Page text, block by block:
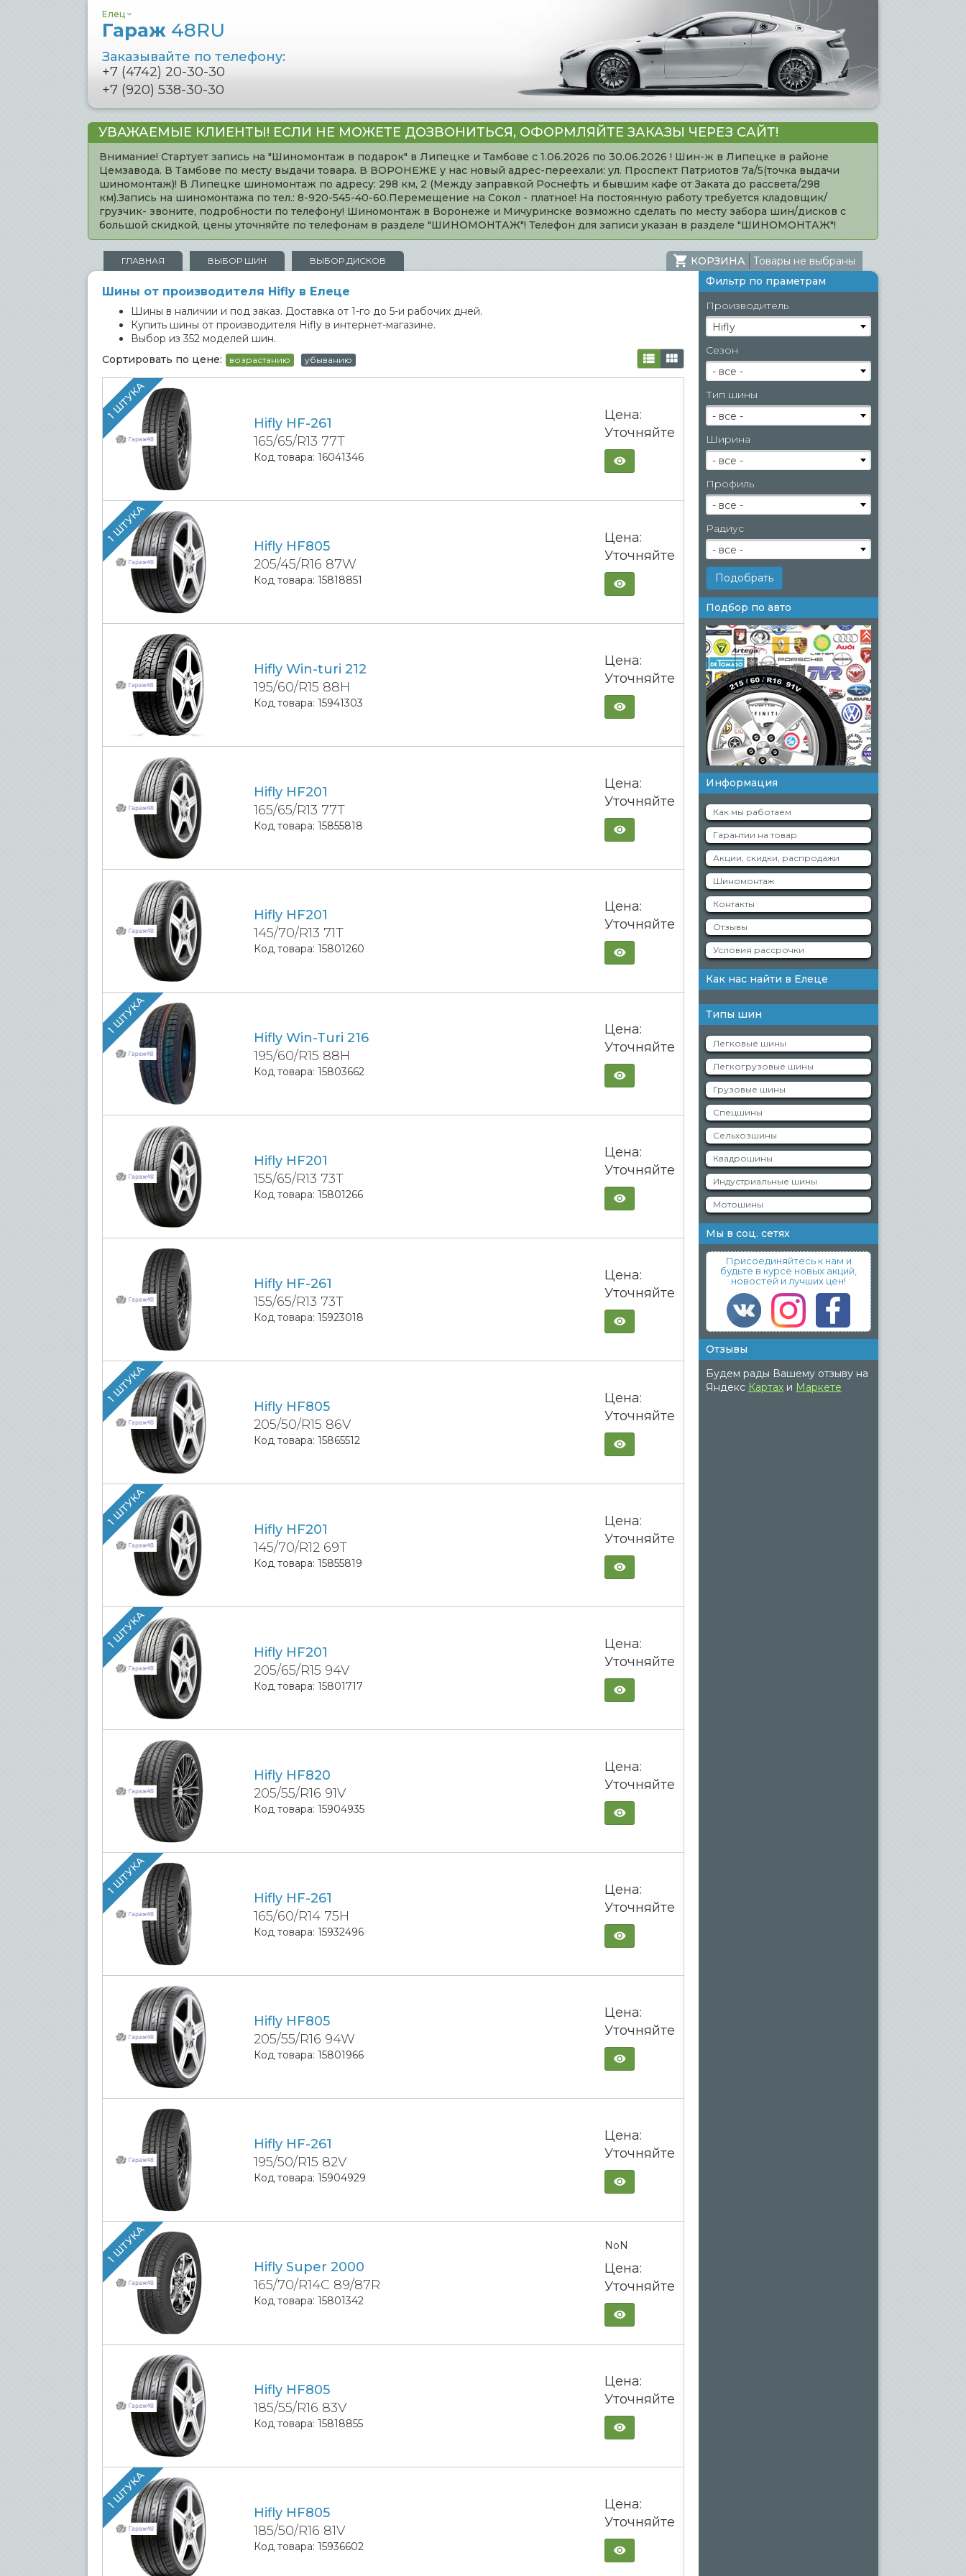
Елец
Гараж 48RU
Заказывайте по телефону:
+7 (4742) 20-30-30
+7 (920) 538-30-30
УВАЖАЕМЫЕ КЛИЕНТЫ! ЕСЛИ НЕ МОЖЕТЕ ДОЗВОНИТЬСЯ, ОФОРМЛЯЙТЕ ЗАКАЗЫ ЧЕРЕЗ САЙТ!
Внимание! Стартует запись на "Шиномонтаж в подарок" в Липецке и Тамбове с 1.06.2026 по 30.06.2026 ! Шин-ж в Липецке в районе
Цемзавода. В Тамбове по месту выдачи товара. В ВОРОНЕЖЕ у нас новый адрес-переехали: ул. Проспект Патриотов 7а/5(точка выдачи
шиномонтаж)! В Липецке шиномонтаж по адресу: 298 км, 2 (Между заправкой Роснефть и бывшим кафе от Заката до рассвета/298
км).Запись на шиномонтажа по тел.: 8-920-545-40-60.Перемещение на Сокол - платное! На постоянную работу требуется кладовщик/
грузчик- звоните, подробности по телефону! Шиномонтаж в Воронеже и Мичуринске возможно сделать по месту забора шин/дисков с
большой скидкой, цены уточняйте по телефонам в разделе "ШИНОМОНТАЖ"! Телефон для записи указан в разделе "ШИНОМОНТАЖ"!
ГЛАВНАЯ ВЫБОР ШИН ВЫБОР ДИСКОВ КОРЗИНА Товары не выбраны
Шины от производителя Hifly в Елеце
Шины в наличии и под заказ. Доставка от 1-го до 5-и рабочих дней.
Купить шины от производителя Hifly в интернет-магазине.
Выбор из 352 моделей шин.
Сортировать по цене:
возрастанию убыванию
1 ШТУКА
Hifly HF-261
165/65/R13 77T
Код товара: 16041346
Цена:
Уточняйте
1 ШТУКА
Hifly HF805
205/45/R16 87W
Код товара: 15818851
Цена:
Уточняйте
Hifly Win-turi 212
195/60/R15 88H
Код товара: 15941303
Цена:
Уточняйте
Hifly HF201
165/65/R13 77T
Код товара: 15855818
Цена:
Уточняйте
Hifly HF201
145/70/R13 71T
Код товара: 15801260
Цена:
Уточняйте
1 ШТУКА
Hifly Win-Turi 216
195/60/R15 88H
Код товара: 15803662
Цена:
Уточняйте
Hifly HF201
155/65/R13 73T
Код товара: 15801266
Цена:
Уточняйте
Hifly HF-261
155/65/R13 73T
Код товара: 15923018
Цена:
Уточняйте
1 ШТУКА
Hifly HF805
205/50/R15 86V
Код товара: 15865512
Цена:
Уточняйте
1 ШТУКА
Hifly HF201
145/70/R12 69T
Код товара: 15855819
Цена:
Уточняйте
1 ШТУКА
Hifly HF201
205/65/R15 94V
Код товара: 15801717
Цена:
Уточняйте
Hifly HF820
205/55/R16 91V
Код товара: 15904935
Цена:
Уточняйте
1 ШТУКА
Hifly HF-261
165/60/R14 75H
Код товара: 15932496
Цена:
Уточняйте
Hifly HF805
205/55/R16 94W
Код товара: 15801966
Цена:
Уточняйте
Hifly HF-261
195/50/R15 82V
Код товара: 15904929
Цена:
Уточняйте
1 ШТУКА
Hifly Super 2000
165/70/R14C 89/87R
Код товара: 15801342
NoN
Цена:
Уточняйте
Hifly HF805
185/55/R16 83V
Код товара: 15818855
Цена:
Уточняйте
1 ШТУКА
Hifly HF805
185/50/R16 81V
Код товара: 15936602
Цена:
Уточняйте
Фильтр по праметрам
Производитель
Hifly
Сезон
- все -
Тип шины
- все -
Ширина
- все -
Профиль
- все -
Радиус
- все -
Подбор по авто
Информация
Как мы работаем
Гарантии на товар
Акции, скидки, распродажи
Шиномонтаж
Контакты
Отзывы
Условия рассрочки
Как нас найти в Елеце
Типы шин
Легковые шины
Легкогрузовые шины
Грузовые шины
Спецшины
Сельхозшины
Квадрошины
Индустриальные шины
Мотошины
Мы в соц. сетях
Присоединяйтесь к нам и
будьте в курсе новых акций,
новостей и лучших цен!
Отзывы
Будем рады Вашему отзыву на
Яндекс Картах и Маркете